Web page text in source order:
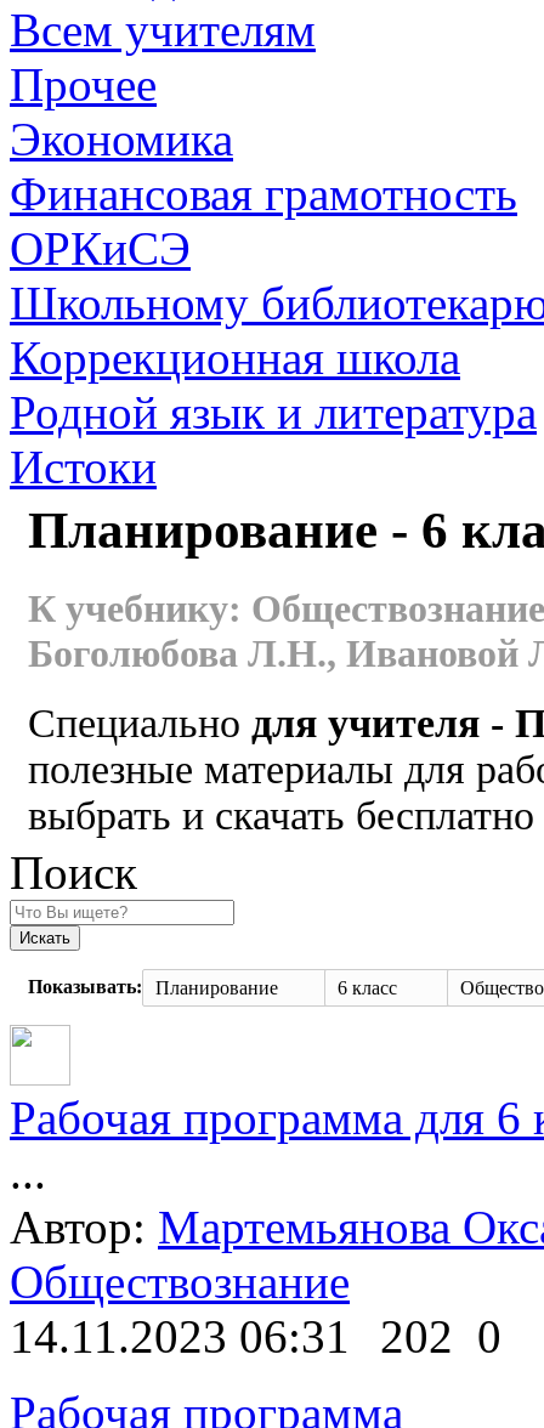
Всем учителям
Прочее
Экономика
Финансовая грамотность
ОРКиСЭ
Школьному
Коррекционная школа
Родной язык и литература
Истоки
Планирование - 6
К учебнику:
Боголюбова Л.Н.,
Специально для учителя -
полезные материалы для
выбрать и скачать
Поиск
Искать
Показывать: Планирование 6 класс Обществознание. Учебник для 6 класса. Под ред.
Рабочая программа для
...
Автор: Мартемьянова
Обществознание
14.11.2023 06:31
202 0
Рабочая программа